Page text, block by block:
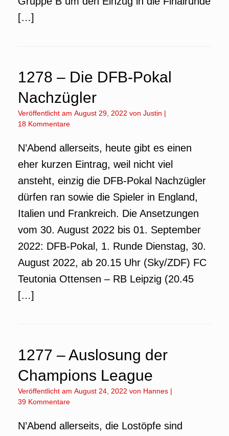
[…]
1278 – Die DFB-Pokal
Nachzügler
Veröffentlicht am August 29, 2022 von Justin |
18 Kommentare
N’Abend allerseits, heute gibt es einen
eher kurzen Eintrag, weil nicht viel
ansteht, einzig die DFB-Pokal Nachzügler
dürfen ran sowie die Spieler in England,
Italien und Frankreich. Die Ansetzungen
vom 30. August 2022 bis 01. September
2022: DFB-Pokal, 1. Runde Dienstag, 30.
August 2022, ab 20.15 Uhr (Sky/ZDF) FC
Teutonia Ottensen – RB Leipzig (20.45
[…]
1277 – Auslosung der
Champions League
Veröffentlicht am August 24, 2022 von Hannes |
39 Kommentare
N’Abend allerseits, die Lostöpfe sind